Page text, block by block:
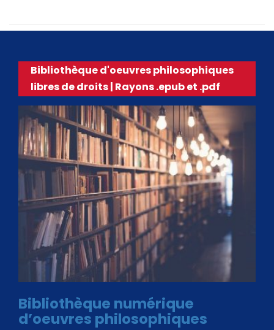
Bibliothèque d'oeuvres philosophiques
libres de droits | Rayons .epub et .pdf
Bibliothèque numérique
d’oeuvres philosophiques